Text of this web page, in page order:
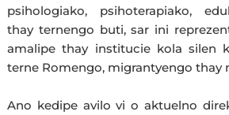
psihologiako, psihoterapiako,
thay ternengo buti, sar ini
amalipe thay institucie kola silen
terne Romengo, migrantyengo thay
Ano kedipe avilo vi o aktuelno